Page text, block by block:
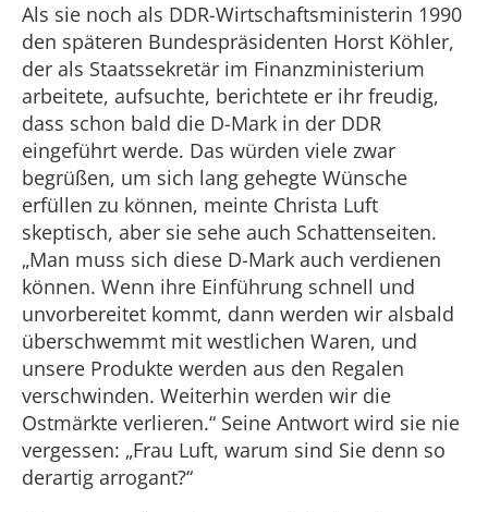
Als sie noch als DDR-Wirtschaftsministerin 1990
den späteren Bundespräsidenten Horst Köhler,
der als Staatssekretär im Finanzministerium
arbeitete, aufsuchte, berichtete er ihr freudig,
dass schon bald die D-Mark in der DDR
eingeführt werde. Das würden viele zwar
begrüßen, um sich lang gehegte Wünsche
erfüllen zu können, meinte Christa Luft
skeptisch, aber sie sehe auch Schattenseiten.
„Man muss sich diese D-Mark auch verdienen
können. Wenn ihre Einführung schnell und
unvorbereitet kommt, dann werden wir alsbald
überschwemmt mit westlichen Waren, und
unsere Produkte werden aus den Regalen
verschwinden. Weiterhin werden wir die
Ostmärkte verlieren.“ Seine Antwort wird sie nie
vergessen: „Frau Luft, warum sind Sie denn so
derartig arrogant?“